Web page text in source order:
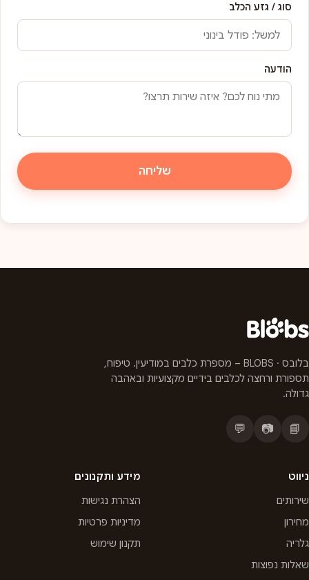
סוג / גזע הכלב
הודעה
שליחה
בלובס · BLOBS – מספרת כלבים במודיעין. טיפוח,
תספורת ורחצה לכלבים בידיים מקצועיות ובאהבה
גדולה.
📘
📷
💬
ניווט
שירותים
מחירון
גלריה
שאלות נפוצות
מידע ותקנונים
הצהרת נגישות
מדיניות פרטיות
תקנון שימוש